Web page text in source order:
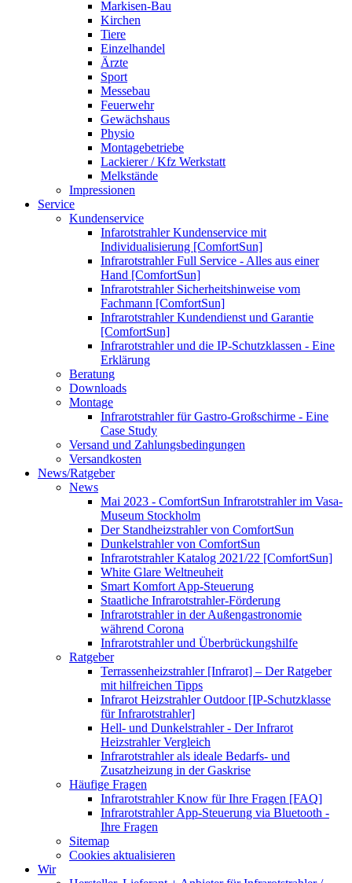
Markisen-Bau
Kirchen
Tiere
Einzelhandel
Ärzte
Sport
Messebau
Feuerwehr
Gewächshaus
Physio
Montagebetriebe
Lackierer / Kfz Werkstatt
Melkstände
Impressionen
Service
Kundenservice
Infarotstrahler Kundenservice mit
Individualisierung [ComfortSun]
Infrarotstrahler Full Service - Alles aus einer
Hand [ComfortSun]
Infrarotstrahler Sicherheitshinweise vom
Fachmann [ComfortSun]
Infrarotstrahler Kundendienst und Garantie
[ComfortSun]
Infrarotstrahler und die IP-Schutzklassen - Eine
Erklärung
Beratung
Downloads
Montage
Infrarotstrahler für Gastro-Großschirme - Eine
Case Study
Versand und Zahlungsbedingungen
Versandkosten
News/Ratgeber
News
Mai 2023 - ComfortSun Infrarotstrahler im Vasa-
Museum Stockholm
Der Standheizstrahler von ComfortSun
Dunkelstrahler von ComfortSun
Infrarotstrahler Katalog 2021/22 [ComfortSun]
White Glare Weltneuheit
Smart Komfort App-Steuerung
Staatliche Infrarotstrahler-Förderung
Infrarotstrahler in der Außengastronomie
während Corona
Infrarotstrahler und Überbrückungshilfe
Ratgeber
Terrassenheizstrahler [Infrarot] – Der Ratgeber
mit hilfreichen Tipps
Infrarot Heizstrahler Outdoor [IP-Schutzklasse
für Infrarotstrahler]
Hell- und Dunkelstrahler - Der Infrarot
Heizstrahler Vergleich
Infrarotstrahler als ideale Bedarfs- und
Zusatzheizung in der Gaskrise
Häufige Fragen
Infrarotstrahler Know für Ihre Fragen [FAQ]
Infrarotstrahler App-Steuerung via Bluetooth -
Ihre Fragen
Sitemap
Cookies aktualisieren
Wir